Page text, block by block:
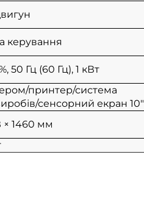
керування
50 Гц (60 Гц), 1 кВт
принтер/система
сенсорний екран 10"
× 1460 мм